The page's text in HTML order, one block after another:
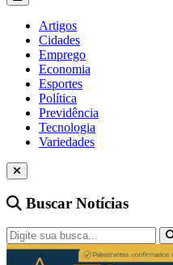
Artigos
Cidades
Emprego
Economia
Esportes
Política
Previdência
Tecnologia
Variedades
Buscar Notícias